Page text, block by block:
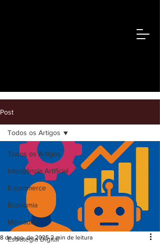
Post
Todos os Artigos
Inteligência Artificial
E-commerce
Economia
Mercados
Estrategia Digital
Todos os Artigos
8 de ago. de 2025 2 min de leitura